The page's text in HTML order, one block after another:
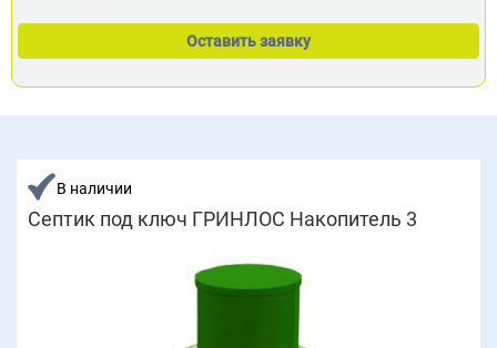
В наличии
Септик под ключ ГРИНЛОС Накопитель 3